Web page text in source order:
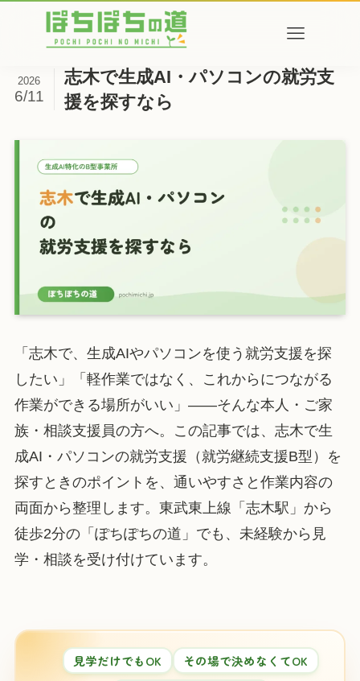
志木で生成AI・パソコンの就労支
援を探すなら
2026
6/11
「志木で、生成AIやパソコンを使う就労支援を探
したい」「軽作業ではなく、これからにつながる
作業ができる場所がいい」——そんな本人・ご家
族・相談支援員の方へ。この記事では、志木で生
成AI・パソコンの就労支援（就労継続支援B型）を
探すときのポイントを、通いやすさと作業内容の
両面から整理します。東武東上線「志木駅」から
徒歩2分の「ぽちぽちの道」でも、未経験から見
学・相談を受け付けています。
見学だけでもOK
その場で決めなくてOK